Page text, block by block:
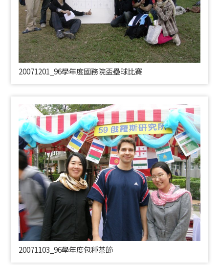
20071201_96學年度國務院盃壘球比賽
20071103_96學年度包種茶節